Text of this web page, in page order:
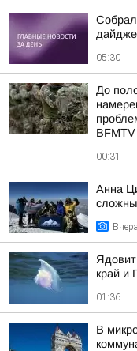
05:30
До
00:31
Анна
край и
01:36
В